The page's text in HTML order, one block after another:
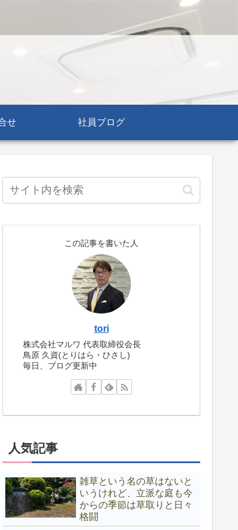
せ 社員ブログ
この記事を書いた人
tori
株式会社マルワ 代表取締役会長
鳥原 久資(とりはら・ひさし)
毎日、ブログ更新中
人気記事
雑草という名の草はないと
いうけれど、立派な庭も今
からの季節は草取りと日々
格闘